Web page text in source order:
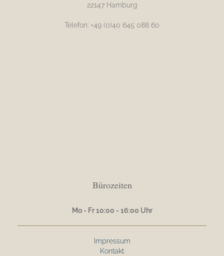
22147 Hamburg
Telefon: +49 (0)40 645 088 60
Bürozeiten
Mo - Fr 10:00 - 16:00 Uhr
Impressum
Kontakt